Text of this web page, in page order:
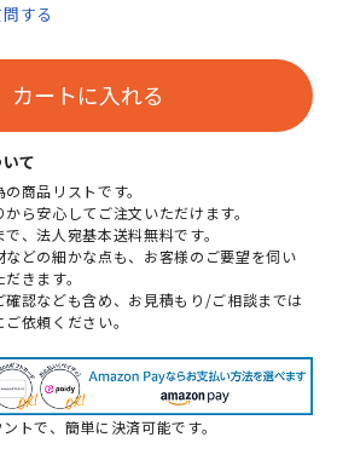
する
カートに入れる
て
商品リストです。
ら安心してご注文いただけます。
、法人宛基本送料無料です。
どの細かな点も、お客様のご要望を伺い
きます。
確認なども含め、お見積もり/ご相談までは
依頼ください。
トで、簡単に決済可能です。